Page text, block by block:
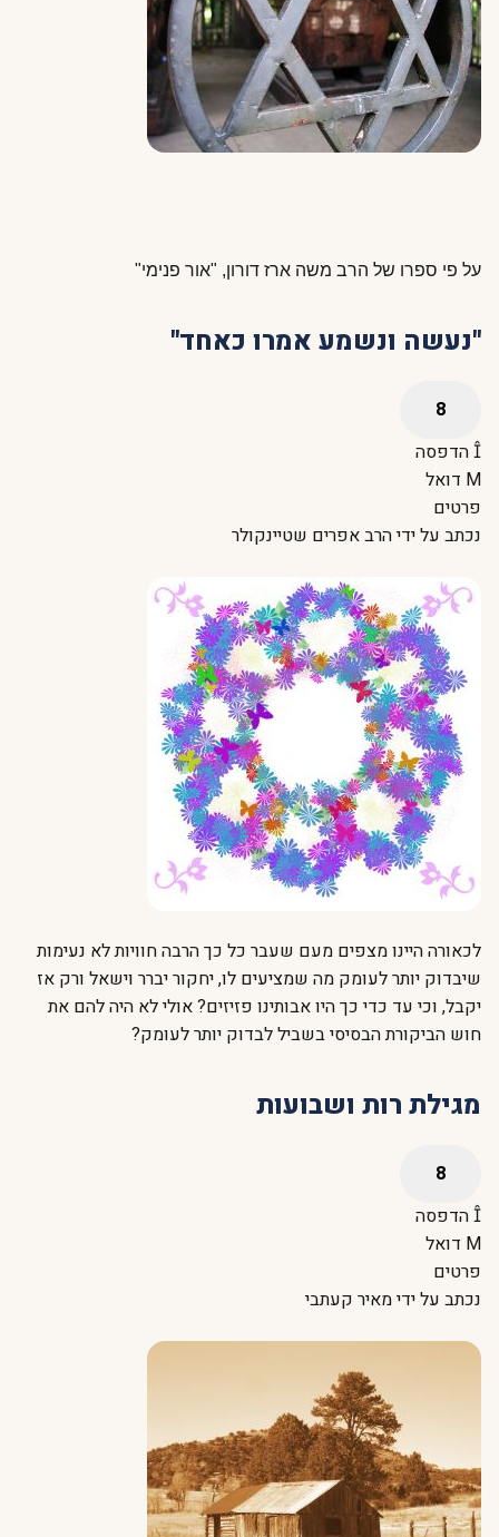
על פי ספרו של הרב משה ארז דורון, "אור פנימי"
"נעשה ונשמע אמרו כאחד"
הדפסה
דואל
פרטים
נכתב על ידיהרב אפרים שטיינקולר
לכאורה היינו מצפים מעם שעבר כל כך הרבה חוויות לא נעימות
שיבדוק יותר לעומק מה שמציעים לו, יחקור יברר וישאל ורק אז
יקבל, וכי עד כדי כך היו אבותינו פזיזים? אולי לא היה להם את
חוש הביקורת הבסיסי בשביל לבדוק יותר לעומק?
מגילת רות ושבועות
הדפסה
דואל
פרטים
נכתב על ידימאיר קעתבי